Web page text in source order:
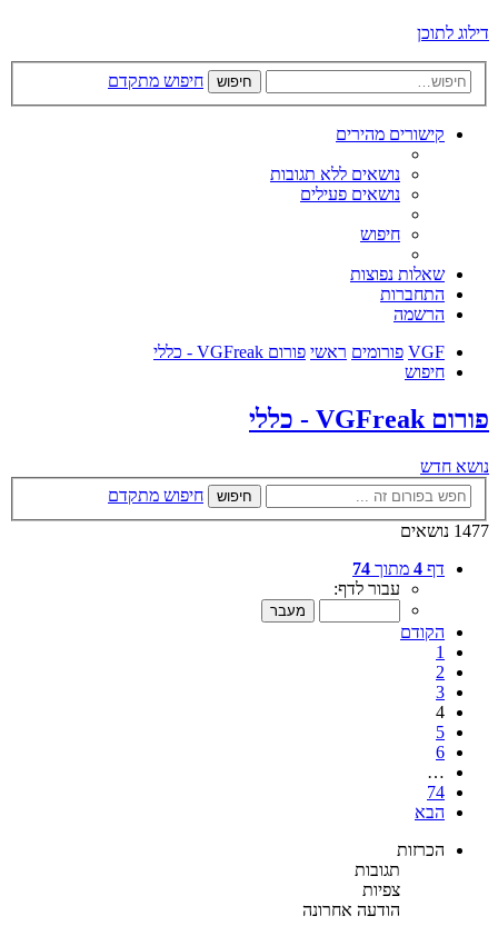
דילוג לתוכן
חיפוש חיפוש מתקדם
קישורים מהירים
נושאים ללא תגובות
נושאים פעילים
חיפוש
שאלות נפוצות
התחברות
הרשמה
VGF פורומים ראשי פורום VGFreak - כללי
חיפוש
פורום VGFreak - כללי
נושא חדש
חיפוש
חיפוש מתקדם
1477 נושאים
דף 4 מתוך 74
עבור לדף:
הקודם
1
2
3
4
5
6
…
74
הבא
הכרזות
תגובות
צפיות
הודעה אחרונה